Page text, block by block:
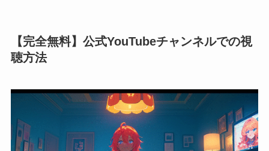
【完全無料】公式YouTubeチャンネルでの視
聴方法